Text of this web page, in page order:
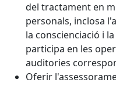
del tractament en
personals, inclosa
la conscienciació i
participa en les
auditories
Oferir